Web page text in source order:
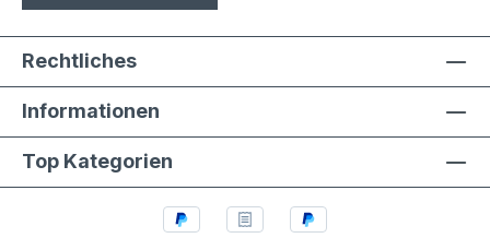
Rechtliches
Informationen
Top Kategorien